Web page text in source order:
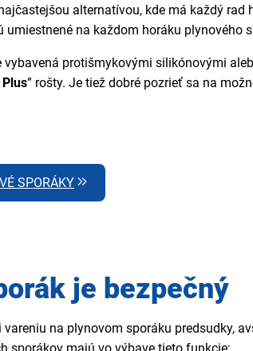
alternatívou, kde má každý
umiestnené na každom horáku plynového
protišmykovými silikónovými
” rošty. Je tiež dobré pozrieť sa na
SPORÁKY
je bezpečný
na plynovom sporáku predsudky,